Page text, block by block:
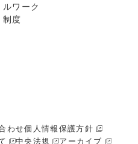
ルワーク
制度
わせ個人情報保護方針
中央法規 アーカイブ